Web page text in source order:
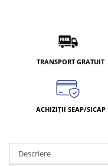
TRANSPORT GRATUIT
ACHIZIȚII SEAP/SICAP
Descriere